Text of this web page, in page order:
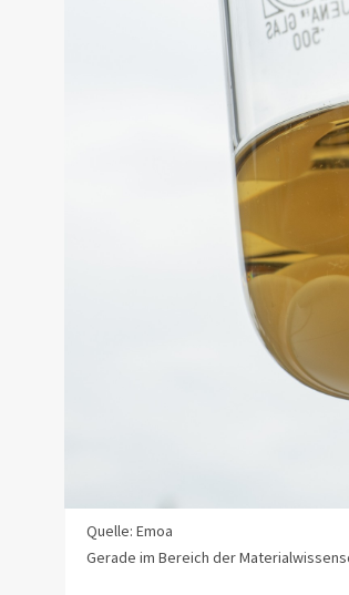
Quelle: Emoa
Gerade im Bereich der